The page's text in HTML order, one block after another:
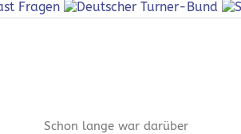
Schon lange war darüber